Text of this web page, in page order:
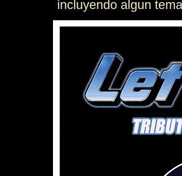
incluyendo algun